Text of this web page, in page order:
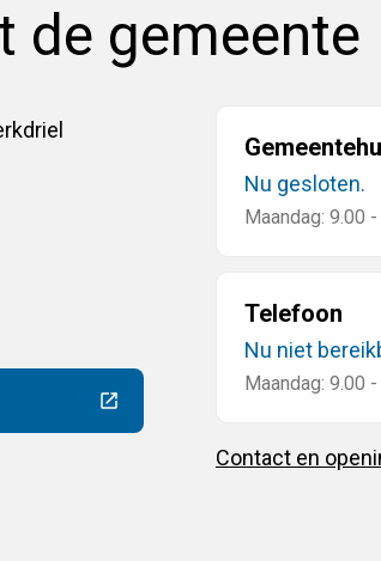
de gemeente
gaat naar een externe website)
Nu gesloten.
Maandag: 9.00
Telefoon
Nu niet
Maandag: 9.00
Contact en